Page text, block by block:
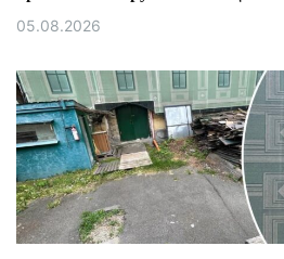
05.08.2026